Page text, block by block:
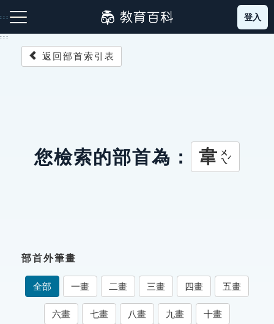
到
主
:::
成語故事
索引選單
知識索引
登入
:::
返回部首索引表
您檢索的部首為： 韋 ㄨㄟˊ
部首外筆畫
全部 一畫 二畫 三畫 四畫 五畫
六畫 七畫 八畫 九畫 十畫